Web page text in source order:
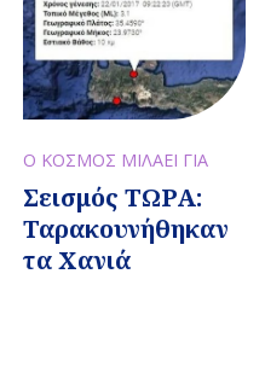
Ο ΚΟΣΜΟΣ ΜΙΛΑΕΙ ΓΙΑ
Σεισμός ΤΩΡΑ:
Ταρακουνήθηκαν
τα Χανιά